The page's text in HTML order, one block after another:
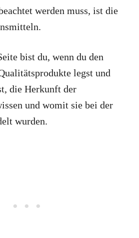
werden muss, ist die
bist du, wenn du den
legst und
die Herkunft der
und womit sie bei der
wurden.